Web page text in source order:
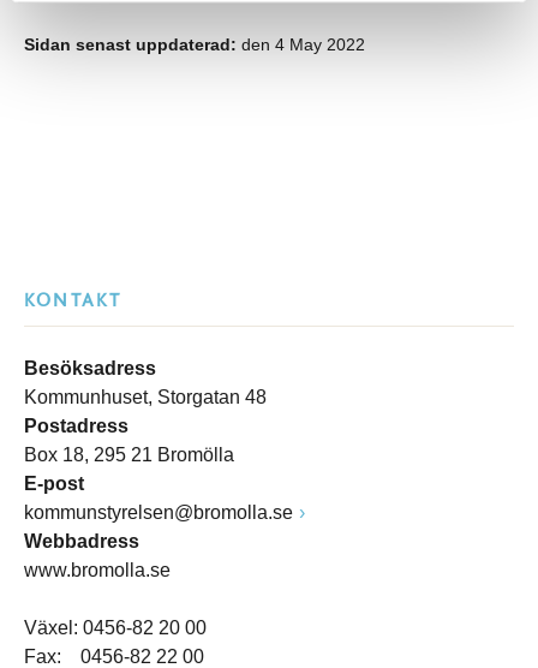
Sidan senast uppdaterad: den 4 May 2022
KONTAKT
Besöksadress
Kommunhuset, Storgatan 48
Postadress
Box 18, 295 21 Bromölla
E-post
kommunstyrelsen@bromolla.se
Webbadress
www.bromolla.se
Växel: 0456-82 20 00
Fax: 0456-82 22 00